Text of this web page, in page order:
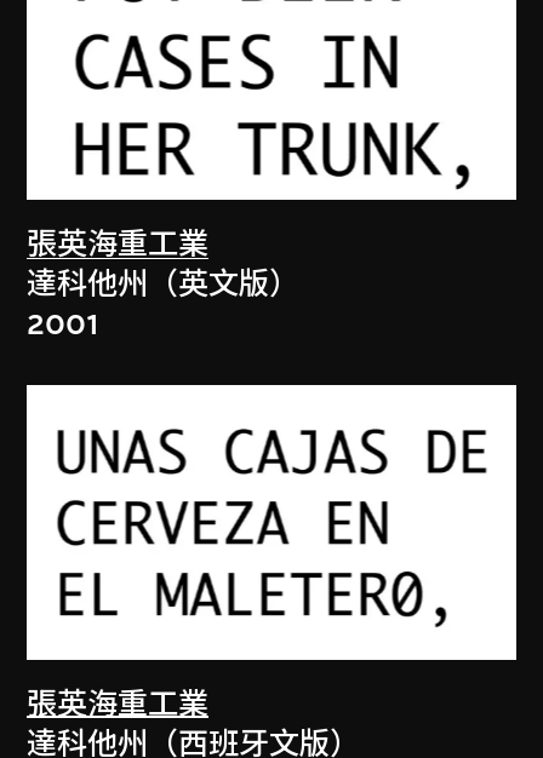
張英海重工業
達科他州（英文版）
2001
張英海重工業
達科他州（西班牙文版）